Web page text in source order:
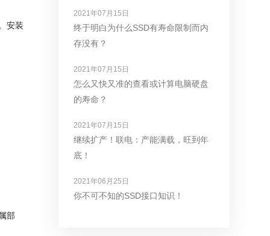
安装
部
2021年07月15日
终于明白为什么SSD有寿命限制而内
存没有？
2021年07月15日
怎么又快又准的查看或计算电脑硬盘
的寿命？
2021年07月15日
继续扩产！联电：产能满载，旺到年
底！
2021年06月25日
你不可不知的SSD接口知识！